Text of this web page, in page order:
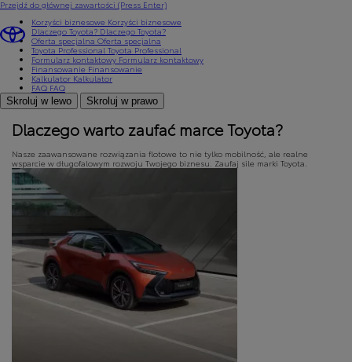
Przejdź do głównej zawartości (Press Enter)
Korzyści biznesowe Korzyści biznesowe
Dlaczego Toyota? Dlaczego Toyota?
Oferta specjalna Oferta specjalna
Toyota Professional Toyota Professional
Formularz kontaktowy Formularz kontaktowy
Finansowanie Finansowanie
Kalkulator Kalkulator
FAQ FAQ
Skroluj w lewo
Skroluj w prawo
Dlaczego warto zaufać marce Toyota?
Nasze zaawansowane rozwiązania flotowe to nie tylko mobilność, ale realne
wsparcie w długofalowym rozwoju Twojego biznesu. Zaufaj sile marki Toyota.